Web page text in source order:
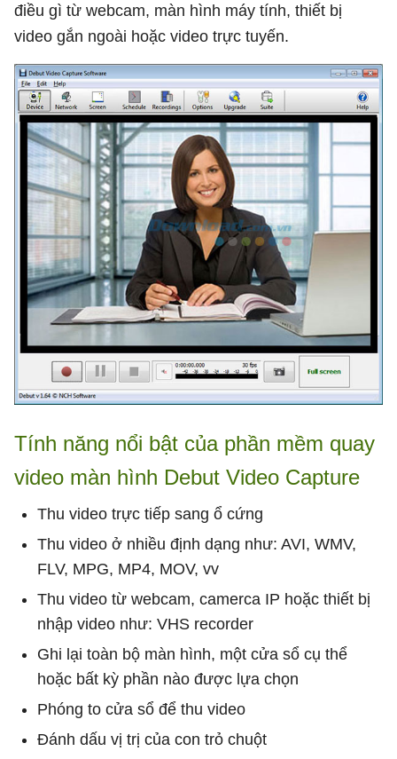
điều gì từ webcam, màn hình máy tính, thiết bị
video gắn ngoài hoặc video trực tuyến.
Tính năng nổi bật của phần mềm quay
video màn hình Debut Video Capture
Thu video trực tiếp sang ổ cứng
Thu video ở nhiều định dạng như: AVI, WMV,
FLV, MPG, MP4, MOV, vv
Thu video từ webcam, camerca IP hoặc thiết bị
nhập video như: VHS recorder
Ghi lại toàn bộ màn hình, một cửa sổ cụ thể
hoặc bất kỳ phần nào được lựa chọn
Phóng to cửa sổ để thu video
Đánh dấu vị trị của con trỏ chuột